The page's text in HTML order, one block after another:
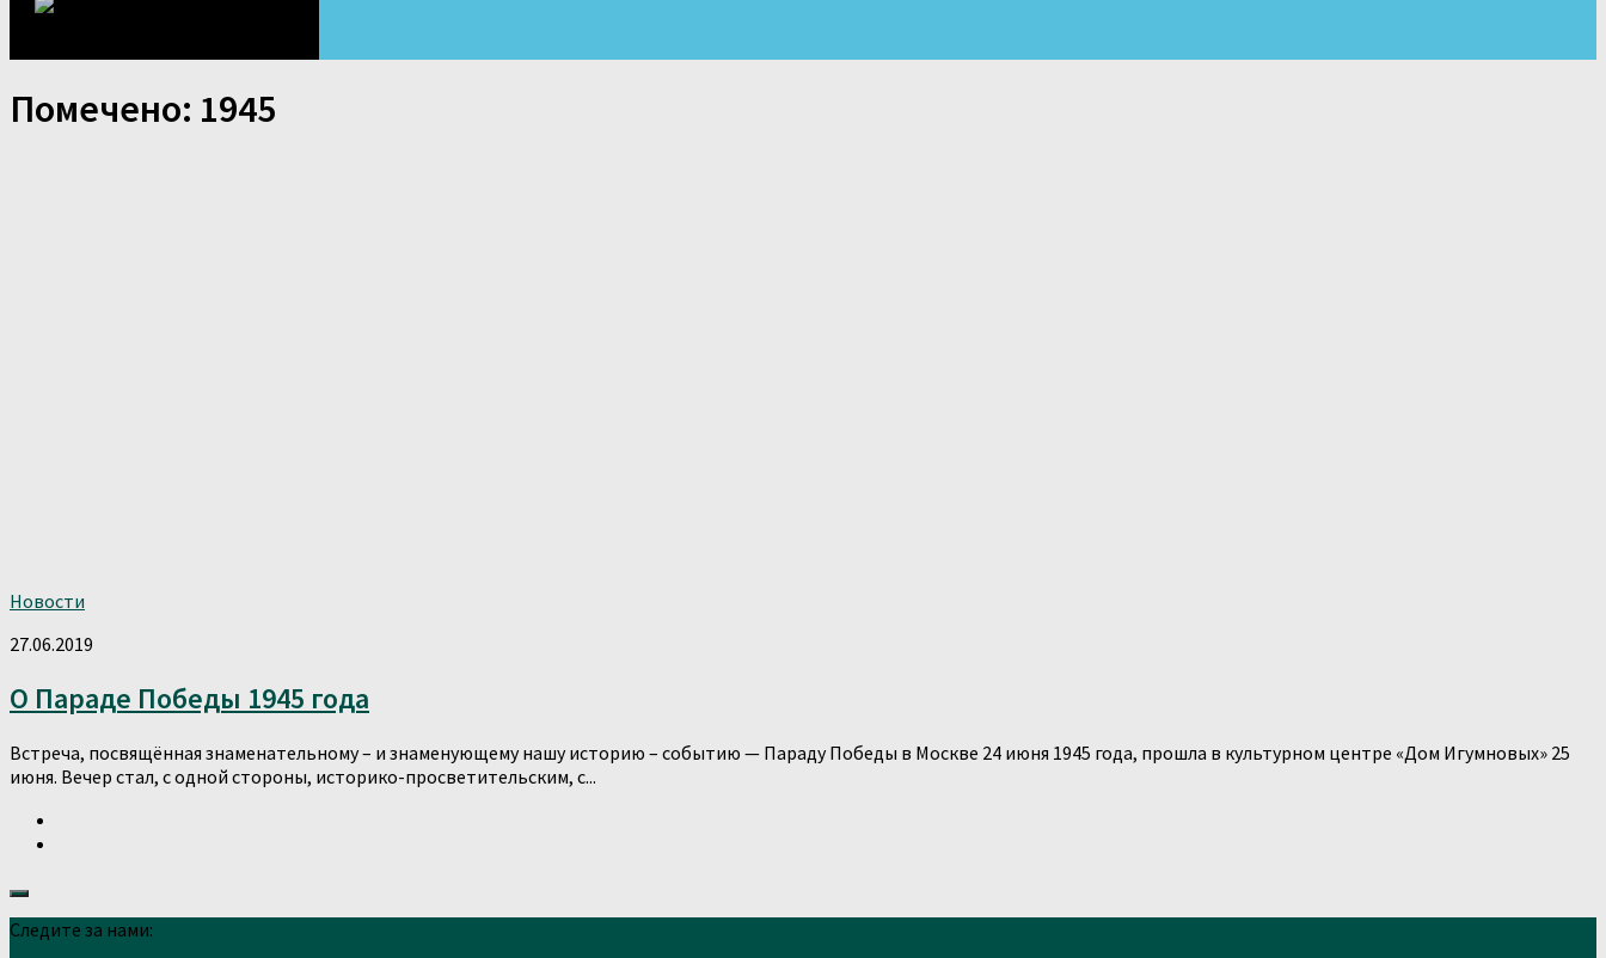
Помечено: 1945
Новости
27.06.2019
О Параде Победы 1945 года
Встреча, посвящённая знаменательному – и знаменующему нашу историю – событию — Параду Победы в Москве 24 июня 1945 года, прошла в культурном центре «Дом Игумновых» 25
июня. Вечер стал, с одной стороны, историко-просветительским, с...
Следите за нами: